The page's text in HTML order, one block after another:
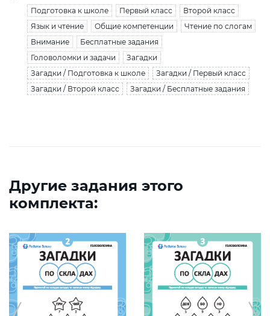
Подготовка к школе Первый класс
Второй класс
Язык и чтение
Общие компетенции
Чтение по слогам
Внимание
Бесплатные задания
Головоломки и задачи
Загадки
Загадки / Подготовка к школе
Загадки / Первый класс
Загадки / Второй класс
Загадки / Бесплатные задания
Другие задания этого
комплекта: